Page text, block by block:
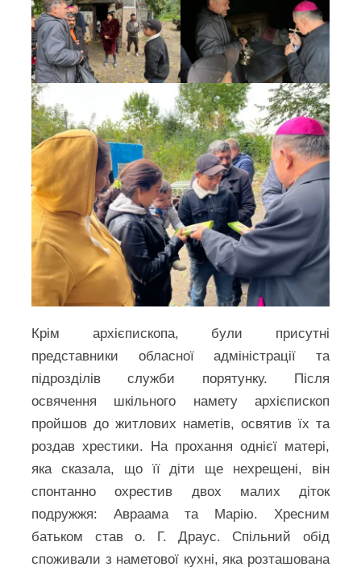
Крім архієпископа, були присутні
представники обласної адміністрації та
підрозділів служби порятунку. Після
освячення шкільного намету архієпископ
пройшов до житлових наметів, освятив їх та
роздав хрестики. На прохання однієї матері,
яка сказала, що її діти ще нехрещені, він
спонтанно охрестив двох малих діток
подружжя: Авраама та Марію. Хресним
батьком став о. Г. Драус. Спільний обід
споживали з наметової кухні, яка розташована